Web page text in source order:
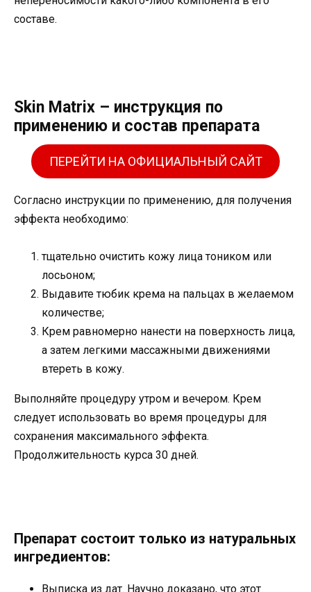
составе.
Skin Matrix – инструкция по
применению и состав препарата
ПЕРЕЙТИ НА ОФИЦИАЛЬНЫЙ САЙТ
Согласно инструкции по применению, для получения
эффекта необходимо:
тщательно очистить кожу лица тоником или
лосьоном;
Выдавите тюбик крема на пальцах в желаемом
количестве;
Крем равномерно нанести на поверхность лица,
а затем легкими массажными движениями
втереть в кожу.
Выполняйте процедуру утром и вечером. Крем
следует использовать во время процедуры для
сохранения максимального эффекта.
Продолжительность курса 30 дней.
Препарат состоит только из натуральных
ингредиентов:
Выписка из дат. Научно доказано, что этот